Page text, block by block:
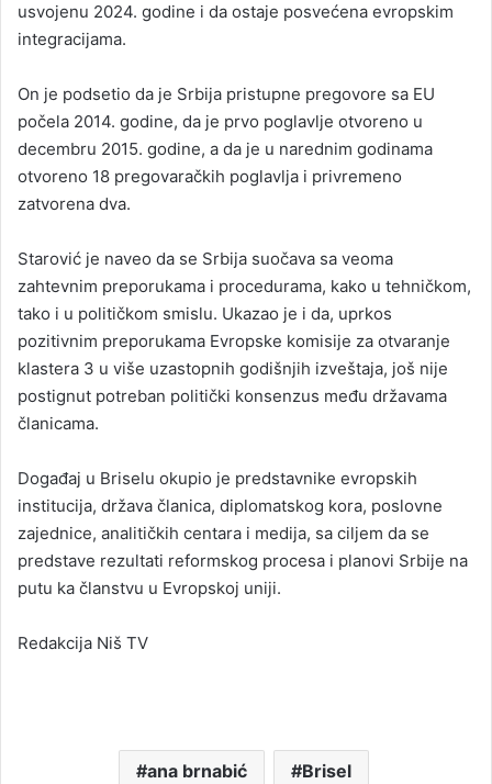
usvojenu 2024. godine i da ostaje posvećena evropskim
integracijama.
On je podsetio da je Srbija pristupne pregovore sa EU
počela 2014. godine, da je prvo poglavlje otvoreno u
decembru 2015. godine, a da je u narednim godinama
otvoreno 18 pregovaračkih poglavlja i privremeno
zatvorena dva.
Starović je naveo da se Srbija suočava sa veoma
zahtevnim preporukama i procedurama, kako u tehničkom,
tako i u političkom smislu. Ukazao je i da, uprkos
pozitivnim preporukama Evropske komisije za otvaranje
klastera 3 u više uzastopnih godišnjih izveštaja, još nije
postignut potreban politički konsenzus među državama
članicama.
Događaj u Briselu okupio je predstavnike evropskih
institucija, država članica, diplomatskog kora, poslovne
zajednice, analitičkih centara i medija, sa ciljem da se
predstave rezultati reformskog procesa i planovi Srbije na
putu ka članstvu u Evropskoj uniji.
Redakcija Niš TV
ana brnabić Brisel